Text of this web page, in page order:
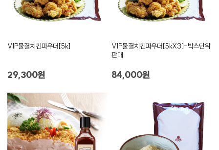
VIP물결치킨파우더[5k]
29,300원
VIP물결치킨파우더[5kX3]-박스단위
판매
84,000원